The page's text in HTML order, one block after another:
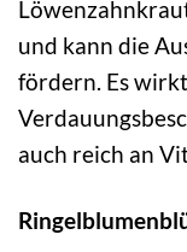
und kann die
fördern. Es
auch reich an